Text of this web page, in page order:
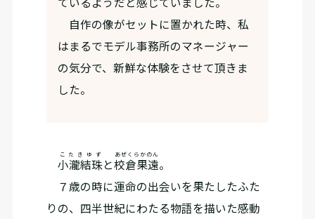
ているようだと感じていました。
自作の像がセットに置かれた時、私
はまるでモデル事務所のマネージャー
の気分で、新鮮な体験をさせて頂きま
した。
小瀧結珠
こたきゆず
と校倉果遠
あぜくらかのん
。
７歳の時に運命の出会いを果たしたふた
りの、四半世紀にわたる物語を描いた感動